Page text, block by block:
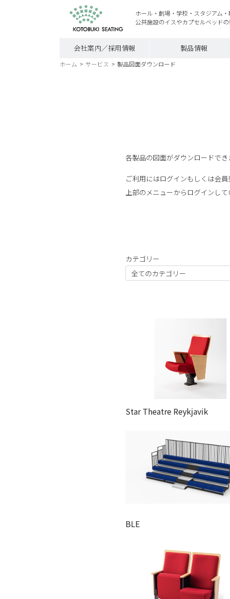
ホール・劇場・学校・スタジアム・
公共施設のイスやカプセルベッド
会社案内／採用情報 製品情報
ホーム > サービス > 製品図面ダウンロード
各製品の図面がダウンロードでき
ご利用にはログインもしくは会員
上部のメニューからログインし
カテゴリー
Star Theatre Reykjavik
BLE